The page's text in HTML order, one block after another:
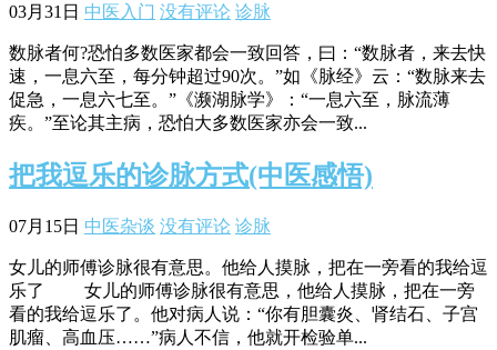
03月31日 中医入门 没有评论 诊脉
数脉者何?恐怕多数医家都会一致回答，曰：“数脉者，来去快
速，一息六至，每分钟超过90次。”如《脉经》云：“数脉来去
促急，一息六七至。”《濒湖脉学》：“一息六至，脉流薄
疾。”至论其主病，恐怕大多数医家亦会一致...
把我逗乐的诊脉方式(中医感悟)
07月15日 中医杂谈 没有评论 诊脉
女儿的师傅诊脉很有意思。他给人摸脉，把在一旁看的我给逗
乐了 女儿的师傅诊脉很有意思，他给人摸脉，把在一旁
看的我给逗乐了。他对病人说：“你有胆囊炎、肾结石、子宫
肌瘤、高血压……”病人不信，他就开检验单...